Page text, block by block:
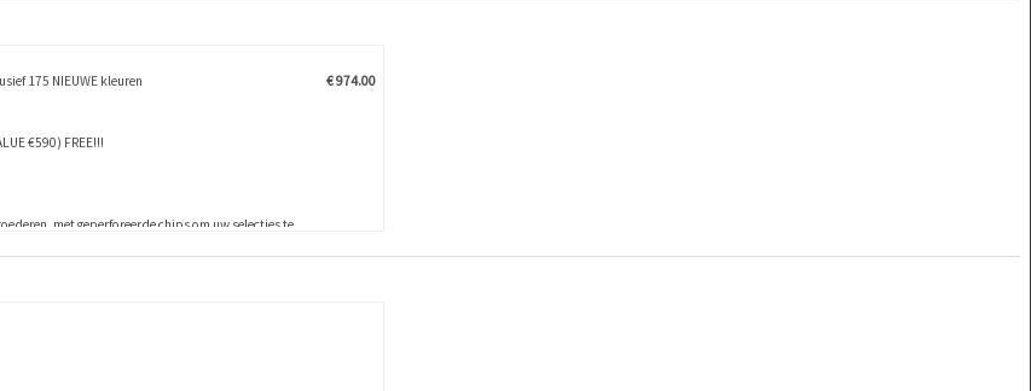
175 NIEUWE kleuren
€590) FREE!!!
met geperforeerde chips om uw selecties te
€ 974.00